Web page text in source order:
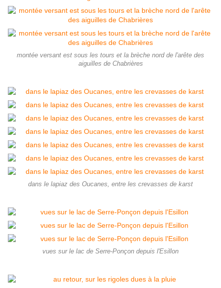
montée versant est sous les tours et la brèche nord de l'arête des
aiguilles de Chabrières
dans le lapiaz des Oucanes, entre les crevasses de karst
vues sur le lac de Serre-Ponçon depuis l'Esillon